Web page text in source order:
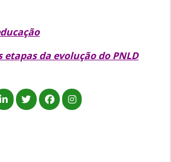
etapas da evolução do PNLD